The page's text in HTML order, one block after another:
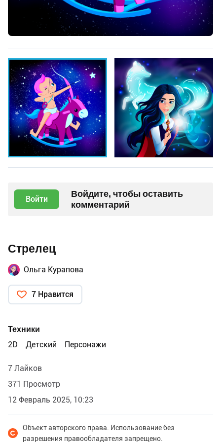
Войти
Войдите, чтобы оставить
комментарий
Стрелец
Ольга Курапова
7 Нравится
Техники
2D
Детский Персонажи
7 Лайков
371 Просмотр
12 Февраль 2025, 10:23
Объект авторского права. Использование без
разрешения правообладателя запрещено.